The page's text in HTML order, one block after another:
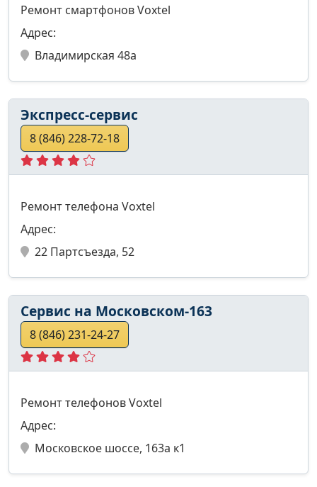
Ремонт смартфонов Voxtel
Адрес:
Владимирская 48а
Экспресс-сервис
8 (846) 228-72-18
Ремонт телефона Voxtel
Адрес:
22 Партсъезда, 52
Сервис на Московском-163
8 (846) 231-24-27
Ремонт телефонов Voxtel
Адрес:
Московское шоссе, 163а к1